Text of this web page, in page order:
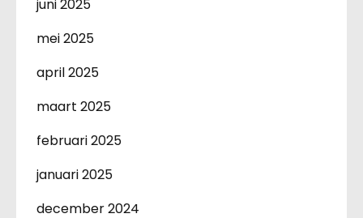
juni 2025
mei 2025
april 2025
maart 2025
februari 2025
januari 2025
december 2024